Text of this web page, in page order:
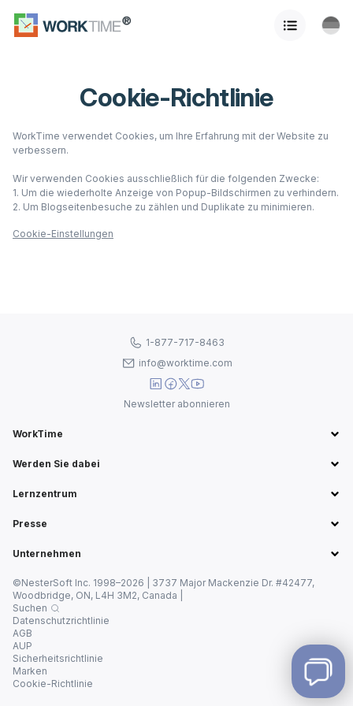
Cookie-Richtlinie
WorkTime verwendet Cookies, um Ihre Erfahrung mit der Website zu
verbessern.
Wir verwenden Cookies ausschließlich für die folgenden Zwecke:
1. Um die wiederholte Anzeige von Popup-Bildschirmen zu verhindern.
2. Um Blogseitenbesuche zu zählen und Duplikate zu minimieren.
Cookie-Einstellungen
WorkTime
Werden Sie dabei
Lernzentrum
Presse
Unternehmen
1-877-717-8463
info@worktime.com
Newsletter abonnieren
©NesterSoft Inc. 1998–2026 | 3737 Major Mackenzie Dr. #42477,
Woodbridge, ON, L4H 3M2, Canada |
Suchen
Datenschutzrichtlinie
AGB
AUP
Sicherheitsrichtlinie
Marken
Cookie-Richtlinie